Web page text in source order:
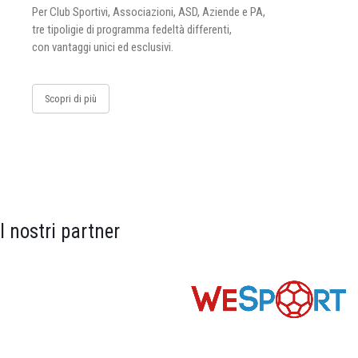
Per Club Sportivi, Associazioni, ASD, Aziende e PA,
tre tipoligie di programma fedeltà differenti,
con vantaggi unici ed esclusivi.
Scopri di più
I nostri partner